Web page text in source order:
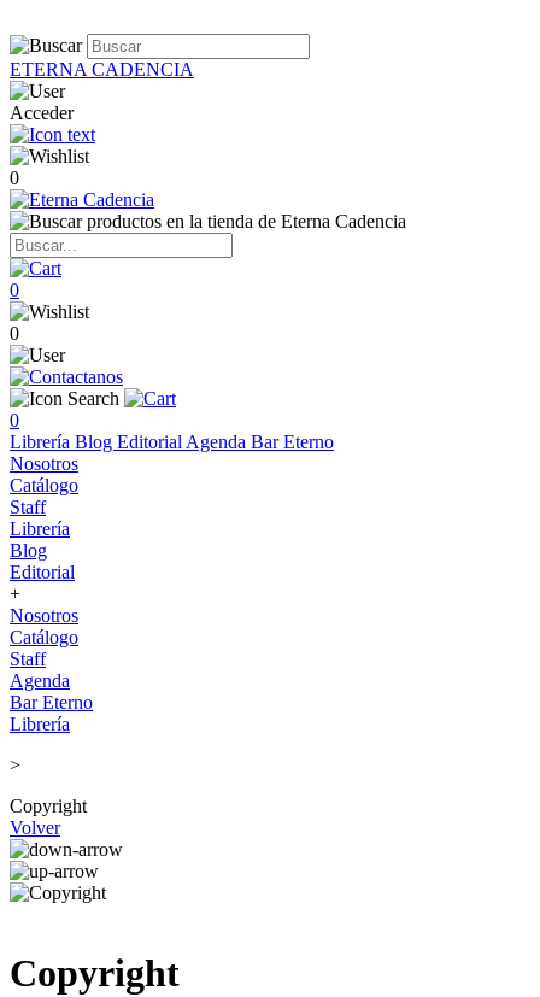
ETERNA CADENCIA
Acceder
0
0
0
0
Librería Blog Editorial Agenda Bar Eterno
Nosotros
Catálogo
Staff
Librería
Blog
Editorial
+
Nosotros
Catálogo
Staff
Agenda
Bar Eterno
Librería
>
Copyright
Volver
Copyright